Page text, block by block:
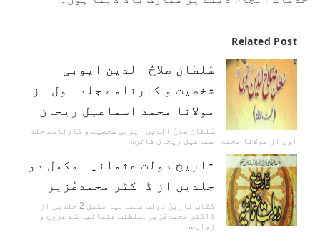
Related Post
سُلطان صلاحُ الدین ایوبی
شخصیت و کارنامے جلد اول از
مولانا محمد اسماعیل ریحان
سُلطان صلاحُ الدین ایوبی شخصیت و کارنامے جلد
اول از مولانا محمد اسماعیل ریحان فاتح…
تاریخ دولت عثمانیہ مکمل دو
جلدیں از ڈاکٹر محمدعُزیر
کتاب تاریخ دولتِ عثمانیہ مکمل 2 جلدیں از
ڈاکٹر محمدعُزیر۔سلطنت عثمانیہ کے عروج و
زوال…